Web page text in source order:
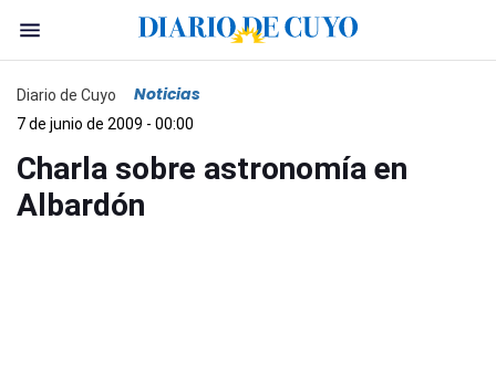
Diario de Cuyo Noticias
7 de junio de 2009 - 00:00
Charla sobre astronomía en
Albardón